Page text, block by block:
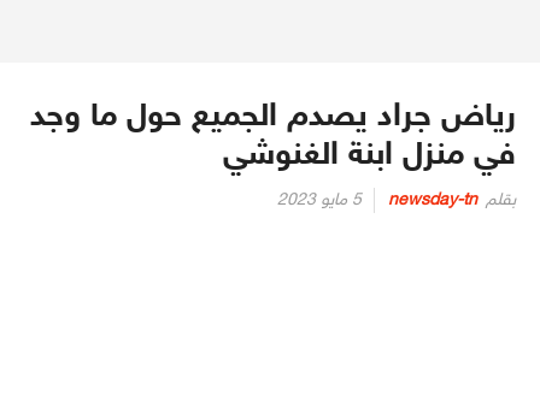
رياض جراد يصدم الجميع حول ما وجد
في منزل ابنة الغنوشي
بقلم newsday-tn
Posted
5 مايو 2023